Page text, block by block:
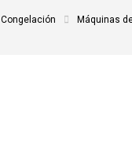
Máquinas